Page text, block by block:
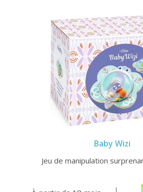
Baby Wizi
Jeu de manipulation